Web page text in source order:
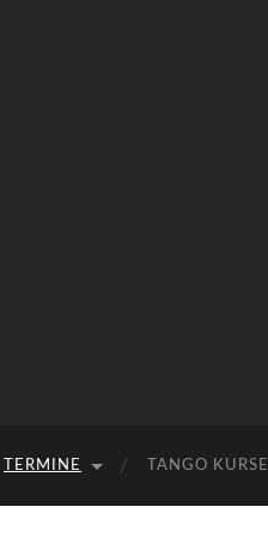
TERMINE TANGO KURSE